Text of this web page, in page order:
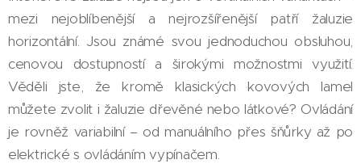
mezi nejoblíbenější a nejrozšířenější patří žaluzie
horizontální. Jsou známé svou jednoduchou obsluhou,
cenovou dostupností a širokými možnostmi využití.
Věděli jste, že kromě klasických kovových lamel
můžete zvolit i žaluzie dřevěné nebo látkové? Ovládání
je rovněž variabilní – od manuálního přes šňůrky až po
elektrické s ovládáním vypínačem.